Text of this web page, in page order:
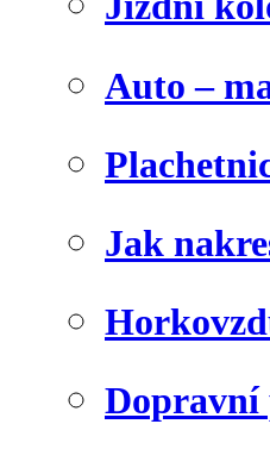
Auto –
Jak
Dopravní